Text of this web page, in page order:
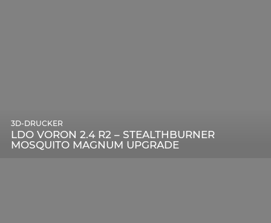
LDO VORON 2.4 R2 – STEALTHBURNER
MOSQUITO MAGNUM UPGRADE
3D-DRUCKER